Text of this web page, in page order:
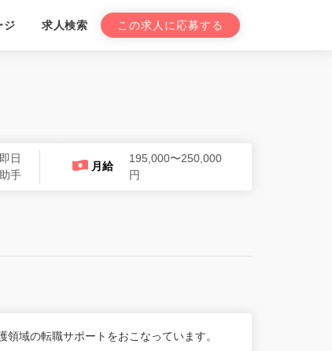
ジ 求人検索 この求人に応募する
日
手
月給
195,000〜250,000
円
域の転職サポートをおこなっています。